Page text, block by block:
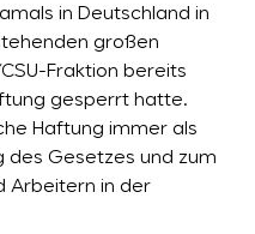
in Deutschland in
großen
Fraktion bereits
gesperrt hatte.
Haftung immer als
des Gesetzes und zum
Arbeitern in der